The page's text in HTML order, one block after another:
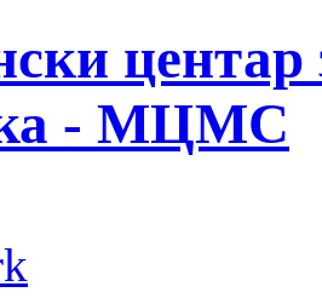
центар
- МЦМС